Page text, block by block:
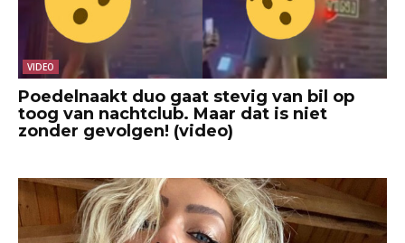
VIDEO
Poedelnaakt duo gaat stevig van bil op
toog van nachtclub. Maar dat is niet
zonder gevolgen! (video)